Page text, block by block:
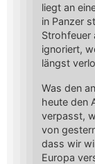
liegt an
in Panzer
Strohfeuer
ignoriert,
längst
Was den
heute den
verpasst,
von
dass wir
Europa